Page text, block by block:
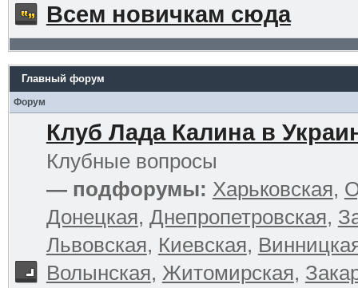
Всем новичкам сюда
Главный форум
Форум
Клуб Лада Калина в
Клубные вопросы
— подфорумы: Харьковская,
Донецкая, Днепропетровская,
Львовская, Киевская,
Волынская, Житомирская,